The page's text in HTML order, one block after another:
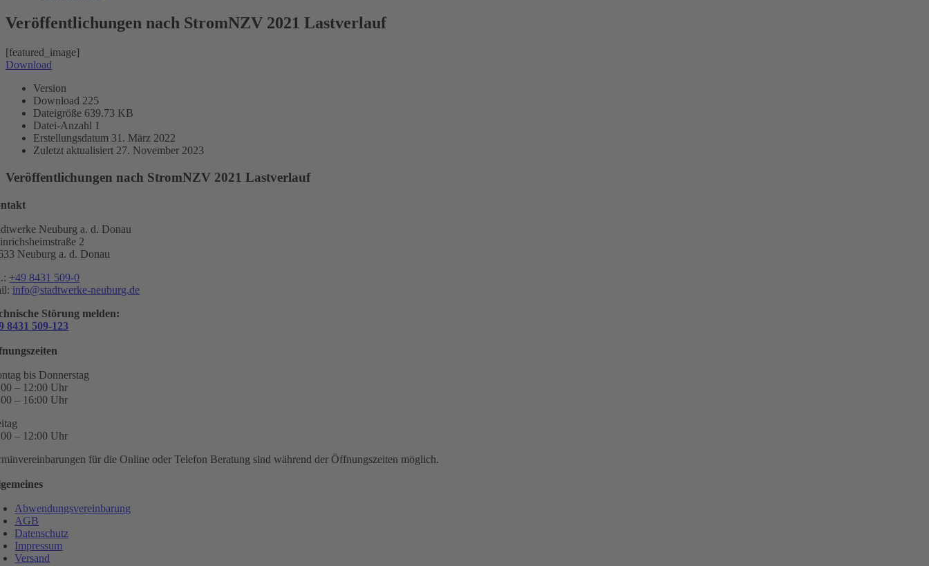
Veröffentlichungen nach StromNZV 2021 Lastverlauf
[featured_image]
Download
Version
Download 225
Dateigröße 639.73 KB
Datei-Anzahl 1
Erstellungsdatum 31. März 2022
Zuletzt aktualisiert 27. November 2023
Veröffentlichungen nach StromNZV 2021 Lastverlauf
Neuburg a. d. Donau
2
Neuburg a. d. Donau
+49 8431 509-0
info@stadtwerke-neuburg.de
Störung melden:
8431 509-123
bis Donnerstag
– 12:00 Uhr
– 16:00 Uhr
– 12:00 Uhr
für die Online oder Telefon Beratung sind während der Öffnungszeiten möglich.
Abwendungsvereinbarung
AGB
Datenschutz
Impressum
Versand